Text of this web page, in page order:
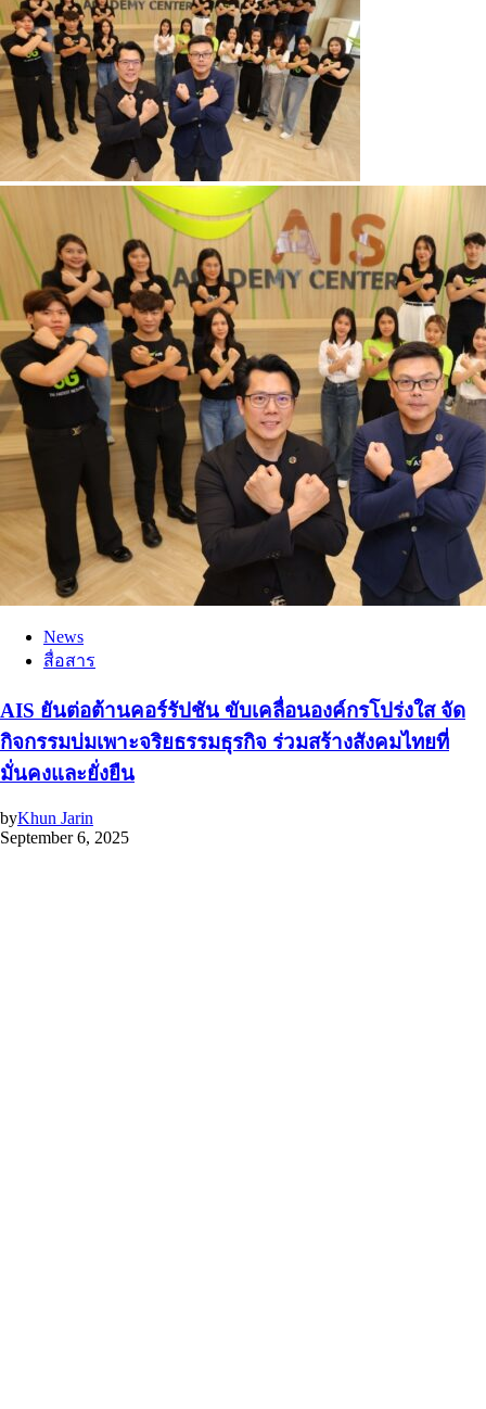
News
สื่อสาร
AIS ยันต่อต้านคอร์รัปชัน ขับเคลื่อนองค์กรโปร่งใส จัด
กิจกรรมบ่มเพาะจริยธรรมธุรกิจ ร่วมสร้างสังคมไทยที่
มั่นคงและยั่งยืน
byKhun Jarin
September 6, 2025